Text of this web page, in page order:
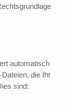
automatisch
die Ihr
sind: